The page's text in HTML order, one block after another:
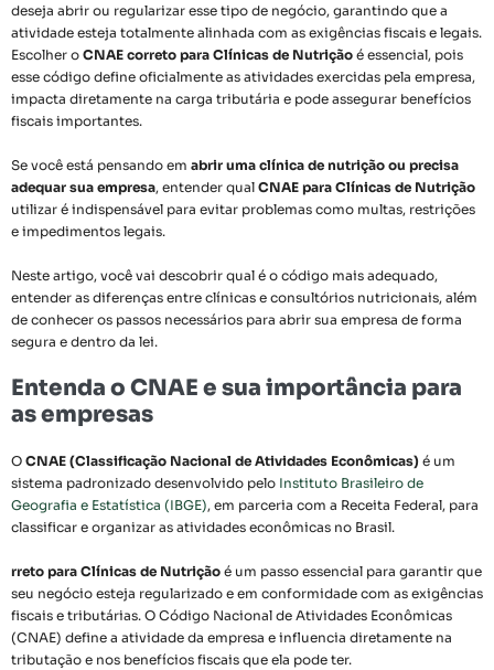
deseja abrir ou regularizar esse tipo de negócio, garantindo que a
atividade esteja totalmente alinhada com as exigências fiscais e legais.
Escolher o CNAE correto para Clínicas de Nutrição é essencial, pois
esse código define oficialmente as atividades exercidas pela empresa,
impacta diretamente na carga tributária e pode assegurar benefícios
fiscais importantes.
Se você está pensando em abrir uma clínica de nutrição ou precisa
adequar sua empresa, entender qual CNAE para Clínicas de Nutrição
utilizar é indispensável para evitar problemas como multas, restrições
e impedimentos legais.
Neste artigo, você vai descobrir qual é o código mais adequado,
entender as diferenças entre clínicas e consultórios nutricionais, além
de conhecer os passos necessários para abrir sua empresa de forma
segura e dentro da lei.
Entenda o CNAE e sua importância para
as empresas
O CNAE (Classificação Nacional de Atividades Econômicas) é um
sistema padronizado desenvolvido pelo Instituto Brasileiro de
Geografia e Estatística (IBGE), em parceria com a Receita Federal, para
classificar e organizar as atividades econômicas no Brasil.
rreto para Clínicas de Nutrição é um passo essencial para garantir que
seu negócio esteja regularizado e em conformidade com as exigências
fiscais e tributárias. O Código Nacional de Atividades Econômicas
(CNAE) define a atividade da empresa e influencia diretamente na
tributação e nos benefícios fiscais que ela pode ter.